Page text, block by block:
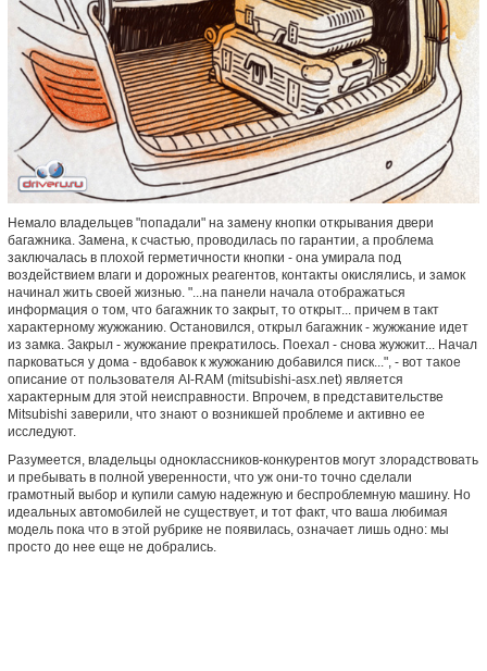
Немало владельцев "попадали" на замену кнопки открывания двери
багажника. Замена, к счастью, проводилась по гарантии, а проблема
заключалась в плохой герметичности кнопки - она умирала под
воздействием влаги и дорожных реагентов, контакты окислялись, и замок
начинал жить своей жизнью. "...на панели начала отображаться
информация о том, что багажник то закрыт, то открыт... причем в такт
характерному жужжанию. Остановился, открыл багажник - жужжание идет
из замка. Закрыл - жужжание прекратилось. Поехал - снова жужжит... Начал
парковаться у дома - вдобавок к жужжанию добавился писк...", - вот такое
описание от пользователя AI-RAM (mitsubishi-asx.net) является
характерным для этой неисправности. Впрочем, в представительстве
Mitsubishi заверили, что знают о возникшей проблеме и активно ее
исследуют.
Разумеется, владельцы одноклассников-конкурентов могут злорадствовать
и пребывать в полной уверенности, что уж они-то точно сделали
грамотный выбор и купили самую надежную и беспроблемную машину. Но
идеальных автомобилей не существует, и тот факт, что ваша любимая
модель пока что в этой рубрике не появилась, означает лишь одно: мы
просто до нее еще не добрались.